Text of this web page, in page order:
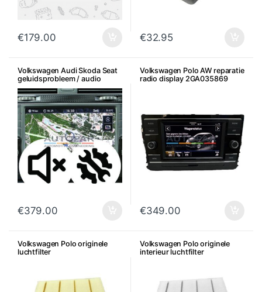
€179.00 €32.95
Volkswagen Audi Skoda Seat
geluidsprobleem / audio
probleem reparatie radio
€379.00
Volkswagen Polo AW reparatie
radio display 2GA035869
€349.00
Volkswagen Polo originele
luchtfilter
Volkswagen Polo originele
interieur luchtfilter